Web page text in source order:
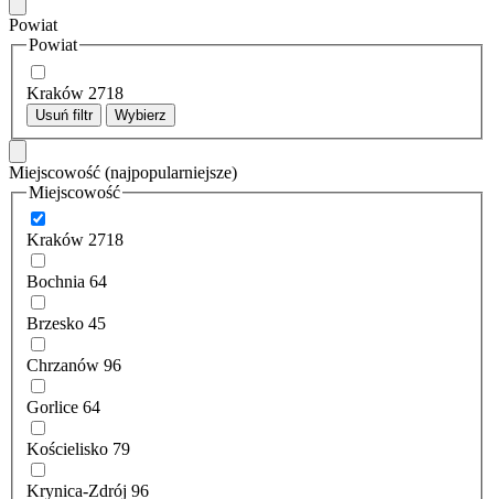
Powiat
Powiat
Kraków 2718
Usuń filtr Wybierz
Miejscowość (najpopularniejsze)
Miejscowość
Kraków 2718
Bochnia 64
Brzesko 45
Chrzanów 96
Gorlice 64
Kościelisko 79
Krynica-Zdrój 96